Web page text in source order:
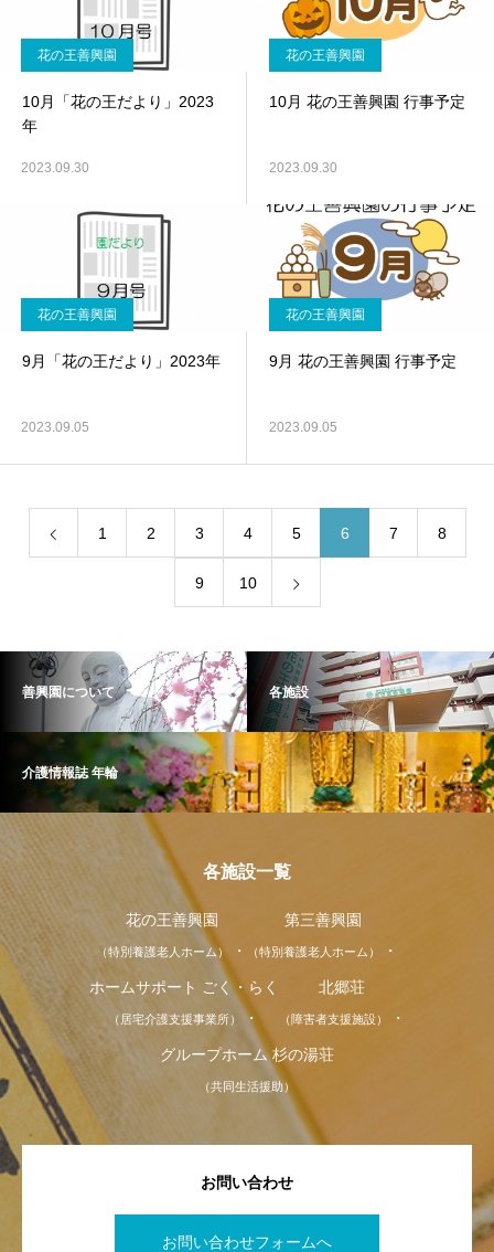
花の王善興園
10月「花の王だより」2023
年
2023.09.30
花の王善興園
10月 花の王善興園 行事予定
2023.09.30
花の王善興園
9月「花の王だより」2023年
2023.09.05
花の王善興園
9月 花の王善興園 行事予定
2023.09.05
1 2 3 4 5 6 7 8
9 10
善興園について 各施設
介護情報誌 年輪
各施設一覧
花の王善興園
（特別養護老人ホーム）
第三善興園
（特別養護老人ホーム）
ホームサポート ごく・らく
（居宅介護支援事業所）
北郷荘
（障害者支援施設）
グループホーム 杉の湯荘
（共同生活援助）
お問い合わせ
お問い合わせフォームへ